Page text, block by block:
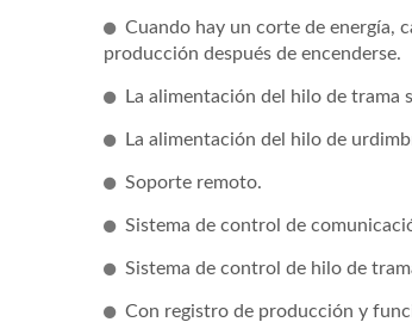
Cuando hay un corte de energía,
producción después de encenderse.
La alimentación del hilo de trama
La alimentación del hilo de
Soporte remoto.
Sistema de control de
Sistema de control de hilo de
Con registro de producción y